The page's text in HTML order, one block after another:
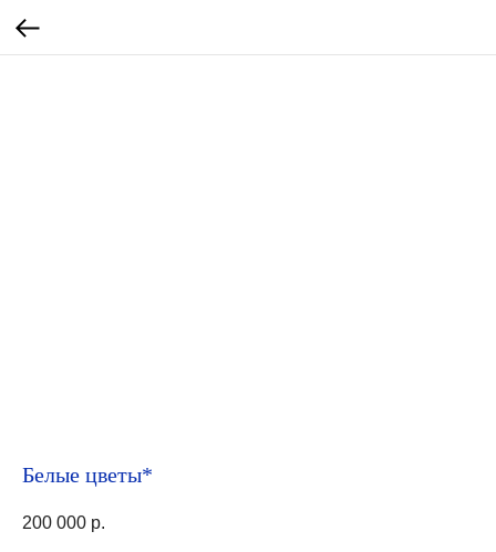
Белые цветы*
200 000 р.